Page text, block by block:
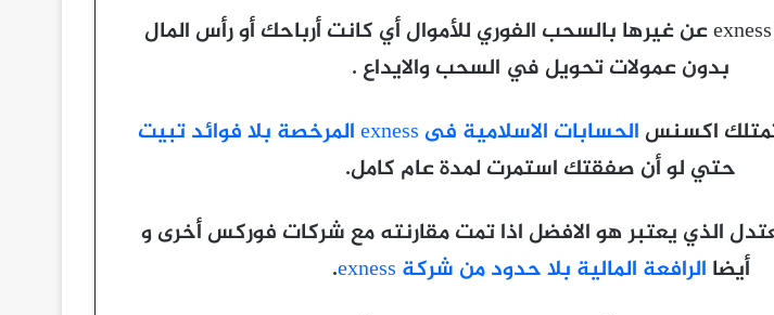
كذلك تتميز شركة exness عن غيرها بالسحب الفوري للأموال أي كانت أرباحك أو رأس المال
بدون عمولات تحويل في السحب والايداع .
اكسنس الحسابات الاسلامية فى exness المرخصة بلا فوائد تبيت
حتي لو أن صفقتك استمرت لمدة عام كامل.
الذي يعتبر هو الافضل اذا تمت مقارنته مع شركات فوركس أخرى و
أيضا الرافعة المالية بلا حدود من شركة exness
.